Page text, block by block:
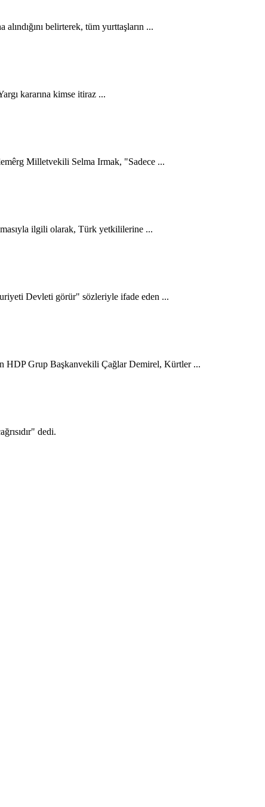
belirterek, tüm yurttaşların ...
kararına kimse itiraz ...
Milletvekili Selma Irmak, "Sadece ...
ilgili olarak, Türk yetkililerine ...
Devleti görür" sözleriyle ifade eden ...
HDP Grup Başkanvekili Çağlar Demirel, Kürtler ...
dedi.